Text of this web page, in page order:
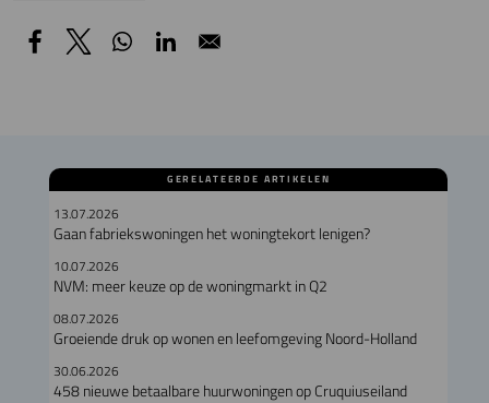
GERELATEERDE ARTIKELEN
13.07.2026
Gaan fabriekswoningen het woningtekort lenigen?
10.07.2026
NVM: meer keuze op de woningmarkt in Q2
08.07.2026
Groeiende druk op wonen en leefomgeving Noord-Holland
30.06.2026
458 nieuwe betaalbare huurwoningen op Cruquiuseiland